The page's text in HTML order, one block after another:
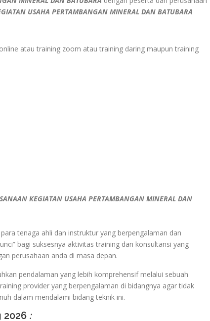
USAHA PERTAMBANGAN MINERAL DAN BATUBARA
atau training zoom atau training daring maupun training
KEGIATAN USAHA PERTAMBANGAN MINERAL DAN
tenaga ahli dan instruktur yang berpengalaman dan
bagi suksesnya aktivitas training dan konsultansi yang
perusahaan anda di masa depan.
pendalaman yang lebih komprehensif melalui sebuah
provider yang berpengalaman di bidangnya agar tidak
dalam mendalami bidang teknik ini.
2026 :